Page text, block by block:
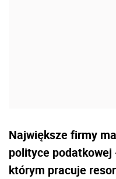
Największe firmy
polityce
którym pracuje